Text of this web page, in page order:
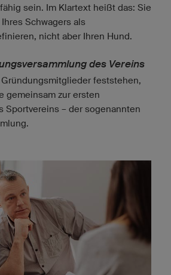
sein. Im Klartext heißt das: Sie
Schwagers als
nicht aber Ihren Hund.
des Vereins
feststehen,
gemeinsam zur ersten
Sportvereins – der sogenannten